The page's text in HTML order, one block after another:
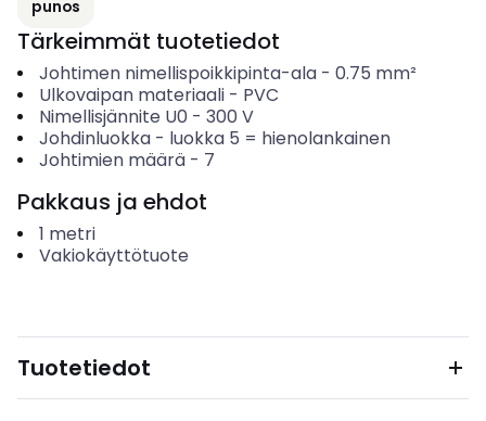
punos
Tärkeimmät tuotetiedot
Johtimen nimellispoikkipinta-ala- 0.75 mm²
Ulkovaipan materiaali- PVC
Nimellisjännite U0 - 300 V
Johdinluokka- luokka 5 = hienolankainen
Johtimien määrä- 7
Pakkaus ja ehdot
1 metri
Vakiokäyttötuote
Tuotetiedot